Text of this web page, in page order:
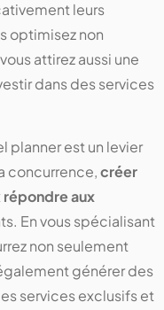
leurs
optimisez non
attirez aussi une
dans des services
planner est un levier
concurrence,créer
répondre aux
En vous spécialisant
non seulement
générer des
services exclusifs et